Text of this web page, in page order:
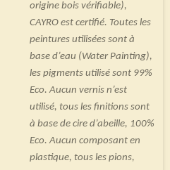
origine bois vérifiable),
CAYRO est certifié. Toutes les
peintures utilisées sont à
base d’eau (Water Painting),
les pigments utilisé sont 99%
Eco. Aucun vernis n’est
utilisé, tous les finitions sont
à base de cire d’abeille, 100%
Eco. Aucun composant en
plastique, tous les pions,